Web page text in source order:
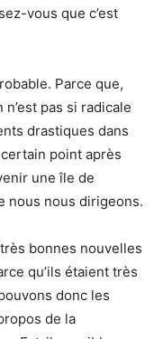
vous que c’est
Parce que,
pas si radicale
drastiques dans
certain point après
une île de
nous nous dirigeons.
bonnes nouvelles
qu’ils étaient très
donc les
de la